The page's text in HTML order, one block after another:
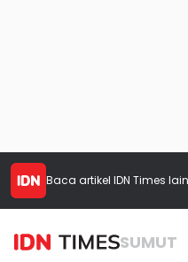
Baca artikel IDN Times
SUMUT